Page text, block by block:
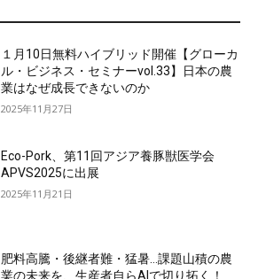
１月10日無料ハイブリッド開催【グローカ
ル・ビジネス・セミナーvol.33】日本の農
業はなぜ成長できないのか
2025年11月27日
Eco-Pork、第11回アジア養豚獣医学会
APVS2025に出展
2025年11月21日
肥料高騰・後継者難・猛暑…課題山積の農
業の未来を、生産者自らAIで切り拓く！